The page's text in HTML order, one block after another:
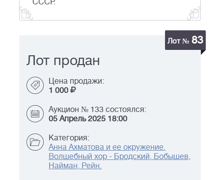
СССР.
Лот № 83
Лот продан
Цена продажи:
1 000
Аукцион № 133 состоялся:
05 Апрель 2025 18:00
Категория:
Анна Ахматова и ее окружение.
Волшебный хор - Бродский, Бобышев,
Найман, Рейн.